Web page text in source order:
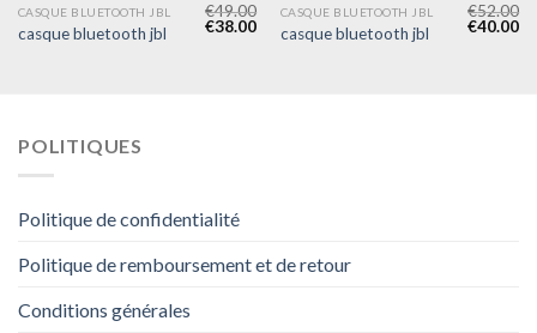
CASQUE BLUETOOTH JBL
casque bluetooth jbl
€49.00
€38.00
CASQUE BLUETOOTH JBL
casque bluetooth jbl
€52.00
€40.00
POLITIQUES
Politique de confidentialité
Politique de remboursement et de retour
Conditions générales